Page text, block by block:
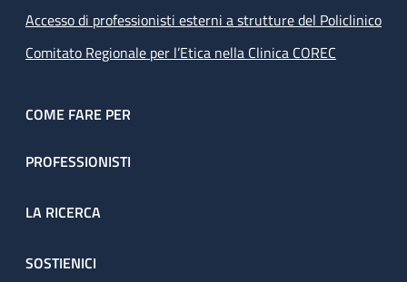
Accesso di professionisti esterni a strutture del Policlinico
Comitato Regionale per l’Etica nella Clinica COREC
COME FARE PER
PROFESSIONISTI
LA RICERCA
SOSTIENICI